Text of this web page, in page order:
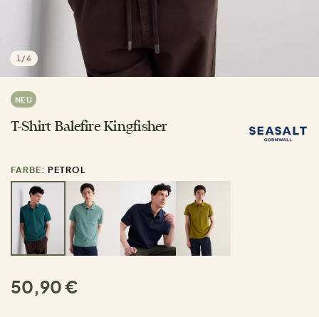
1 /6
NEU
T-Shirt Balefire Kingfisher
FARBE: PETROL
50,90 €